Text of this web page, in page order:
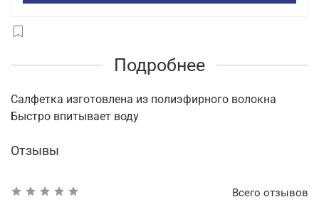
Подробнее
Салфетка изготовлена из полиэфирного волокна
Быстро впитывает воду
Отзывы
Всего отзывов